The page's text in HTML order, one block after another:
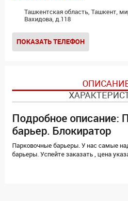
Ташкентская область, Ташкент,
Вахидова, д.118
ПОКАЗАТЬ ТЕЛЕФОН
Подробное описание:
барьер. Блокиратор
Парковочные барьеры. У нас самые
барьеры. Успейте заказать , цена